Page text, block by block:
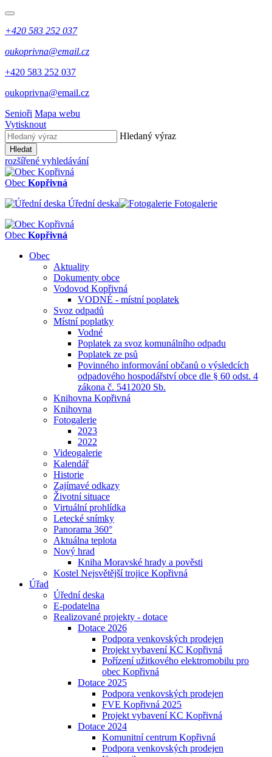
+420 583 252 037
oukoprivna@email.cz
+420 583 252 037
oukoprivna@email.cz
Senioři Mapa webu
Vytisknout
Hledaný výraz
Hledat
rozšířené vyhledávání
Obec Kopřivná
Úřední deska
Fotogalerie
Obec Kopřivná
Obec
Aktuality
Dokumenty obce
Vodovod Kopřivná
VODNÉ - místní poplatek
Svoz odpadů
Místní poplatky
Vodné
Poplatek za svoz komunálního odpadu
Poplatek ze psů
Povinného informování občanů o výsledcích
odpadového hospodářství obce dle § 60 odst. 4
zákona č. 5412020 Sb.
Knihovna Kopřivná
Knihovna
Fotogalerie
2023
2022
Videogalerie
Kalendář
Historie
Zajímavé odkazy
Životní situace
Virtuální prohlídka
Letecké snímky
Panorama 360°
Aktuálna teplota
Nový hrad
Kniha Moravské hrady a pověsti
Kostel Nejsvětější trojice Kopřivná
Úřad
Úřední deska
E-podatelna
Realizované projekty - dotace
Dotace 2026
Podpora venkovských prodejen
Projekt vybavení KC Kopřivná
Pořízení užitkového elektromobilu pro
obec Kopřivná
Dotace 2025
Podpora venkovských prodejen
FVE Kopřivná 2025
Projekt vybavení KC Kopřivná
Dotace 2024
Komunitní centrum Kopřivná
Podpora venkovských prodejen